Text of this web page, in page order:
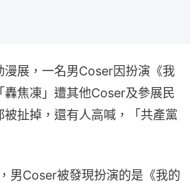
漫展，一名男Coser因扮演《我
轟焦凍」遭其他Coser及參展民
扯掉，還有人高喊，「共產黨
男Coser被發現扮演的是《我的